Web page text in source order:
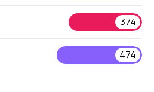
374
474